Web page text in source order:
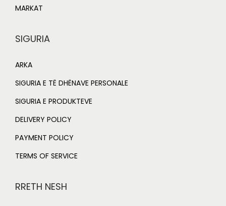
MARKAT
SIGURIA
ARKA
SIGURIA E TË DHËNAVE PERSONALE
SIGURIA E PRODUKTEVE
DELIVERY POLICY
PAYMENT POLICY
TERMS OF SERVICE
RRETH NESH